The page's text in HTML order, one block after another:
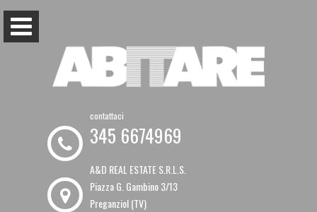
contattaci
345 6674969
A&D REAL ESTATE S.R.L.S.
Piazza G. Gambino 3/13
Preganziol (TV)